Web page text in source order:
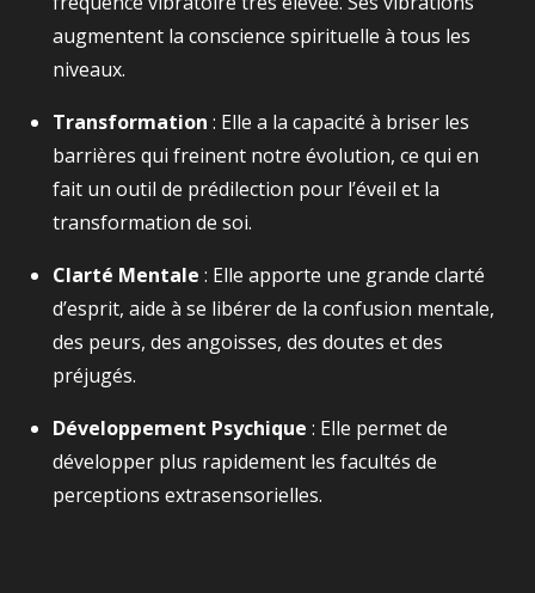
augmentent la conscience spirituelle à tous les
niveaux.
Transformation : Elle a la capacité à briser les
barrières qui freinent notre évolution, ce qui en
fait un outil de prédilection pour l’éveil et la
transformation de soi.
Clarté Mentale : Elle apporte une grande clarté
d’esprit, aide à se libérer de la confusion mentale,
des peurs, des angoisses, des doutes et des
préjugés.
Développement Psychique : Elle permet de
développer plus rapidement les facultés de
perceptions extrasensorielles.